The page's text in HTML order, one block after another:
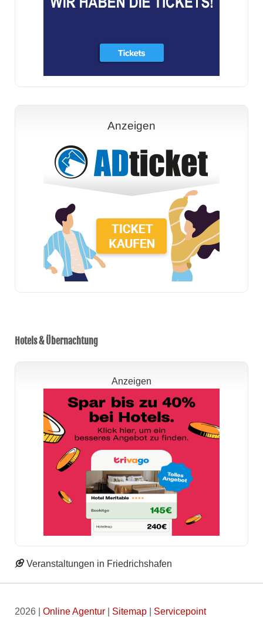
Anzeigen
Hotels & Übernachtung
Anzeigen
Veranstaltungen in Friedrichshafen
2026 | Online Agentur| Sitemap| Servicepoint